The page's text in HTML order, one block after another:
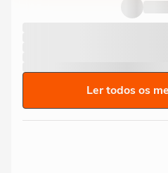
Ler todos os